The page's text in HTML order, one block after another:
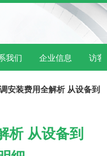
我们 企业信息 访客
安装费用全解析 从设备到
析 从设备到